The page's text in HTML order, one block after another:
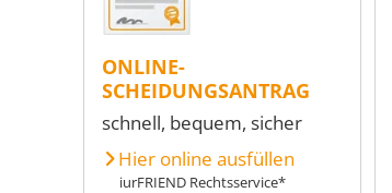
ONLINE-
SCHEIDUNGSANTRAG
schnell, bequem, sicher
Hier online ausfüllen
iurFRIEND Rechtsservice*